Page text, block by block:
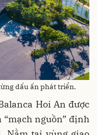
dấu ấn phát triển.
Hoi An được
nguồn” định